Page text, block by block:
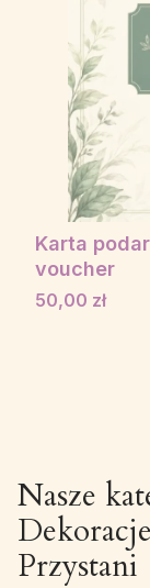
Karta
voucher
Cena
50,00 zł
Nasze
Przystani